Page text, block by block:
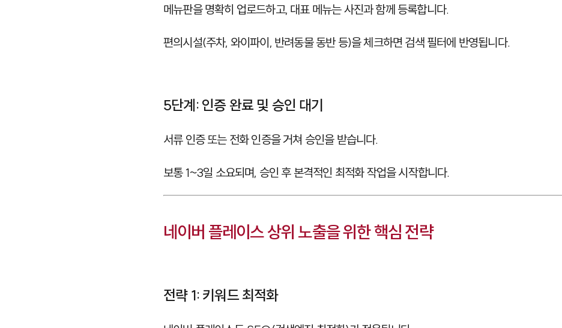
메뉴판을 명확히 업로드하고, 대표 메뉴는 사진과 함께 등록합니다.
편의시설(주차, 와이파이, 반려동물 동반 등)을 체크하면 검색 필터에 반영됩니다.
5단계: 인증 완료 및 승인 대기
서류 인증 또는 전화 인증을 거쳐 승인을 받습니다.
보통 1~3일 소요되며, 승인 후 본격적인 최적화 작업을 시작합니다.
네이버 플레이스 상위 노출을 위한 핵심 전략
전략 1: 키워드 최적화